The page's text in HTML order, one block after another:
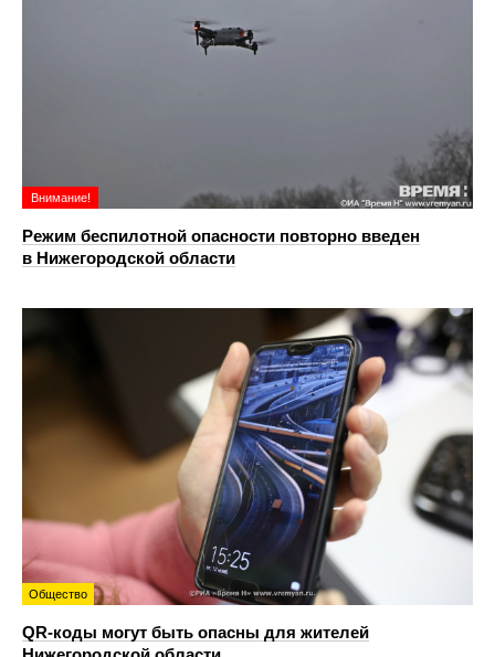
Внимание!
Режим беспилотной опасности повторно введен
в Нижегородской области
Общество
QR-коды могут быть опасны для жителей